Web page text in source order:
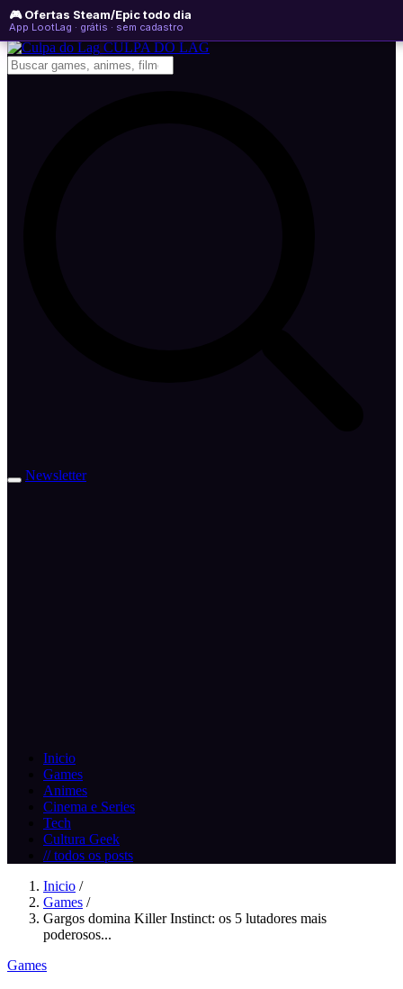
🎮 Ofertas Steam/Epic todo dia
App LootLag · grátis · sem cadastro
sábado, 08 de agosto de 2026 WhatsApp
Newsletter
CULPA DO LAG
Newsletter
Inicio
Games
Animes
Cinema e Series
Tech
Cultura Geek
// todos os posts
Inicio /
Games /
Gargos domina Killer Instinct: os 5 lutadores mais
poderosos...
Games